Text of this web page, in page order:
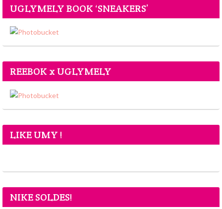
UGLYMELY BOOK ‘SNEAKERS’
REEBOK x UGLYMELY
LIKE UMY !
NIKE SOLDES!